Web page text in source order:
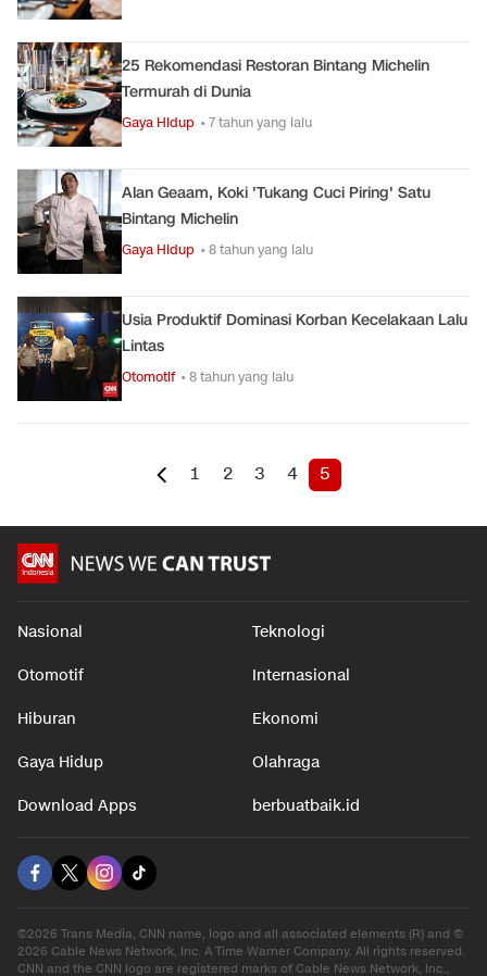
25 Rekomendasi Restoran Bintang Michelin
Termurah di Dunia
Gaya Hidup • 7 tahun yang lalu
Alan Geaam, Koki 'Tukang Cuci Piring' Satu
Bintang Michelin
Gaya Hidup • 8 tahun yang lalu
Usia Produktif Dominasi Korban Kecelakaan Lalu
Lintas
Otomotif • 8 tahun yang lalu
1 2 3 4 5
Nasional Teknologi
Otomotif Internasional
Hiburan Ekonomi
Gaya Hidup Olahraga
Download Apps berbuatbaik.id
©2026 Trans Media, CNN name, logo and all associated elements (R) and ©
2026 Cable News Network, Inc. A Time Warner Company. All rights reserved.
CNN and the CNN logo are registered marks of Cable News Network, Inc.,